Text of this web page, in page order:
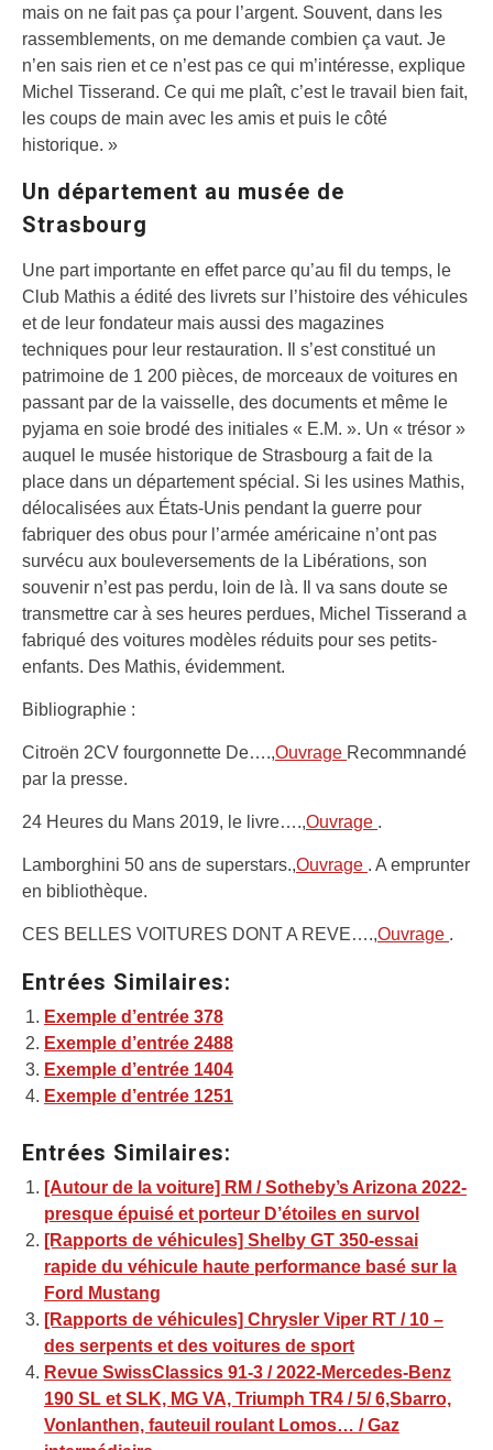
mais on ne fait pas ça pour l’argent. Souvent, dans les
rassemblements, on me demande combien ça vaut. Je
n’en sais rien et ce n’est pas ce qui m’intéresse, explique
Michel Tisserand. Ce qui me plaît, c’est le travail bien fait,
les coups de main avec les amis et puis le côté
historique. »
Un département au musée de
Strasbourg
Une part importante en effet parce qu’au fil du temps, le
Club Mathis a édité des livrets sur l’histoire des véhicules
et de leur fondateur mais aussi des magazines
techniques pour leur restauration. Il s’est constitué un
patrimoine de 1 200 pièces, de morceaux de voitures en
passant par de la vaisselle, des documents et même le
pyjama en soie brodé des initiales « E.M. ». Un « trésor »
auquel le musée historique de Strasbourg a fait de la
place dans un département spécial. Si les usines Mathis,
délocalisées aux États-Unis pendant la guerre pour
fabriquer des obus pour l’armée américaine n’ont pas
survécu aux bouleversements de la Libérations, son
souvenir n’est pas perdu, loin de là. Il va sans doute se
transmettre car à ses heures perdues, Michel Tisserand a
fabriqué des voitures modèles réduits pour ses petits-
enfants. Des Mathis, évidemment.
Bibliographie :
Citroën 2CV fourgonnette De….,Ouvrage Recommnandé
par la presse.
24 Heures du Mans 2019, le livre….,Ouvrage .
Lamborghini 50 ans de superstars.,Ouvrage . A emprunter
en bibliothèque.
CES BELLES VOITURES DONT A REVE….,Ouvrage .
Entrées Similaires:
Exemple d’entrée 378
Exemple d’entrée 2488
Exemple d’entrée 1404
Exemple d’entrée 1251
Entrées Similaires:
[Autour de la voiture] RM / Sotheby’s Arizona 2022-
presque épuisé et porteur D’étoiles en survol
[Rapports de véhicules] Shelby GT 350-essai
rapide du véhicule haute performance basé sur la
Ford Mustang
[Rapports de véhicules] Chrysler Viper RT / 10 –
des serpents et des voitures de sport
Revue SwissClassics 91-3 / 2022-Mercedes-Benz
190 SL et SLK, MG VA, Triumph TR4 / 5/ 6,Sbarro,
Vonlanthen, fauteuil roulant Lomos… / Gaz